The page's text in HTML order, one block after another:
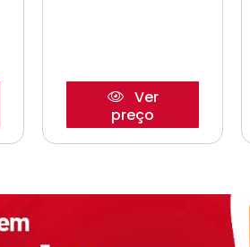
Ver
preço